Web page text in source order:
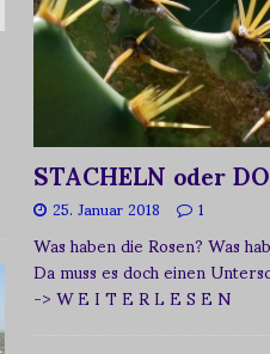
STACHELN oder
25. Januar 2018 1
Was haben die Rosen? Was
Da muss es doch einen
-> W E I T E R L E S E N